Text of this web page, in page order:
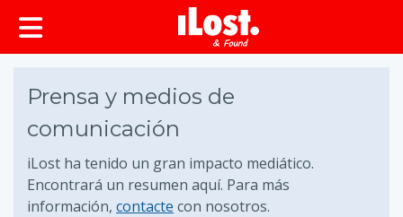
Prensa y medios de
comunicación
iLost ha tenido un gran impacto mediático.
Encontrará un resumen aquí. Para más
información, contacte con nosotros.